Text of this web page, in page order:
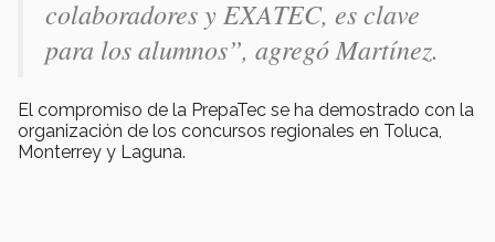
colaboradores y EXATEC, es clave
para los alumnos”, agregó Martínez.
El compromiso de la PrepaTec se ha demostrado con la
organización de los concursos regionales en Toluca,
Monterrey y Laguna.